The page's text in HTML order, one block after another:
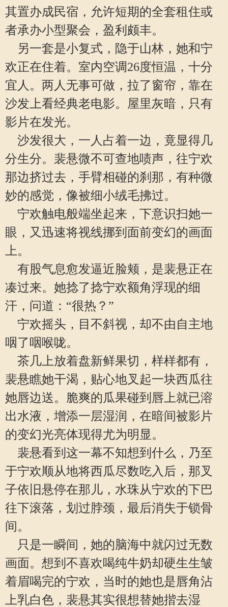
其置办成民宿，允许短期的全套租住或
者承办小型聚会，盈利颇丰。
另一套是小复式，隐于山林，她和宁
欢正在住着。室内空调26度恒温，十分
宜人。两人无事可做，拉了窗帘，靠在
沙发上看经典老电影。屋里灰暗，只有
影片在发光。
沙发很大，一人占着一边，竟显得几
分生分。裴悬微不可查地啧声，往宁欢
那边挤过去，手臂相碰的刹那，有种微
妙的感觉，像被细小绒毛拂过。
宁欢触电般端坐起来，下意识扫她一
眼，又迅速将视线挪到面前变幻的画面
上。
有股气息愈发逼近脸颊，是裴悬正在
凑过来。她捻了捻宁欢额角浮现的细
汗，问道：“很热？”
宁欢摇头，目不斜视，却不由自主地
咽了咽喉咙。
茶几上放着盘新鲜果切，样样都有，
裴悬瞧她干渴，贴心地叉起一块西瓜往
她唇边送。脆爽的瓜果碰到唇上就已溶
出水液，增添一层湿润，在暗间被影片
的变幻光亮体现得尤为明显。
裴悬看到这一幕不知想到什么，乃至
于宁欢顺从地将西瓜尽数吃入后，那叉
子依旧悬停在那儿，水珠从宁欢的下巴
往下滚落，划过脖颈，最后消失于锁骨
间。
只是一瞬间，她的脑海中就闪过无数
画面。想到不喜欢喝纯牛奶却硬生生皱
着眉喝完的宁欢，当时的她也是唇角沾
上乳白色，裴悬其实很想替她揩去湿